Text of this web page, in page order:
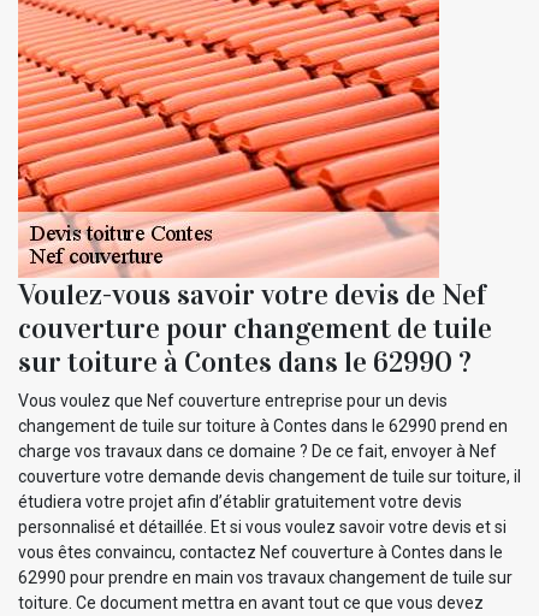
Voulez-vous savoir votre devis de Nef
couverture pour changement de tuile
sur toiture à Contes dans le 62990 ?
Vous voulez que Nef couverture entreprise pour un devis
changement de tuile sur toiture à Contes dans le 62990 prend en
charge vos travaux dans ce domaine ? De ce fait, envoyer à Nef
couverture votre demande devis changement de tuile sur toiture, il
étudiera votre projet afin d’établir gratuitement votre devis
personnalisé et détaillée. Et si vous voulez savoir votre devis et si
vous êtes convaincu, contactez Nef couverture à Contes dans le
62990 pour prendre en main vos travaux changement de tuile sur
toiture. Ce document mettra en avant tout ce que vous devez